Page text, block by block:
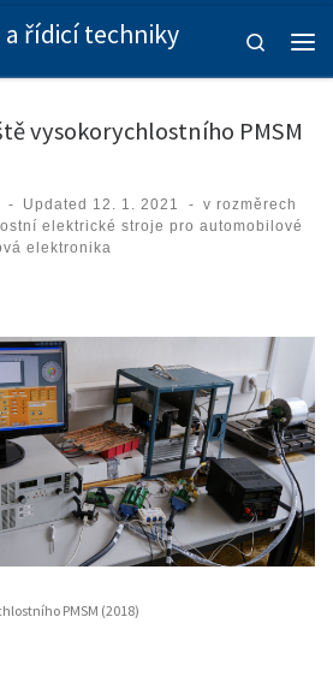
řídicí techniky
Search
vysokorychlostního PMSM
- Updated 12. 1. 2021 - v rozměrech
elektrické stroje pro automobilové
elektronika
PMSM (2018)